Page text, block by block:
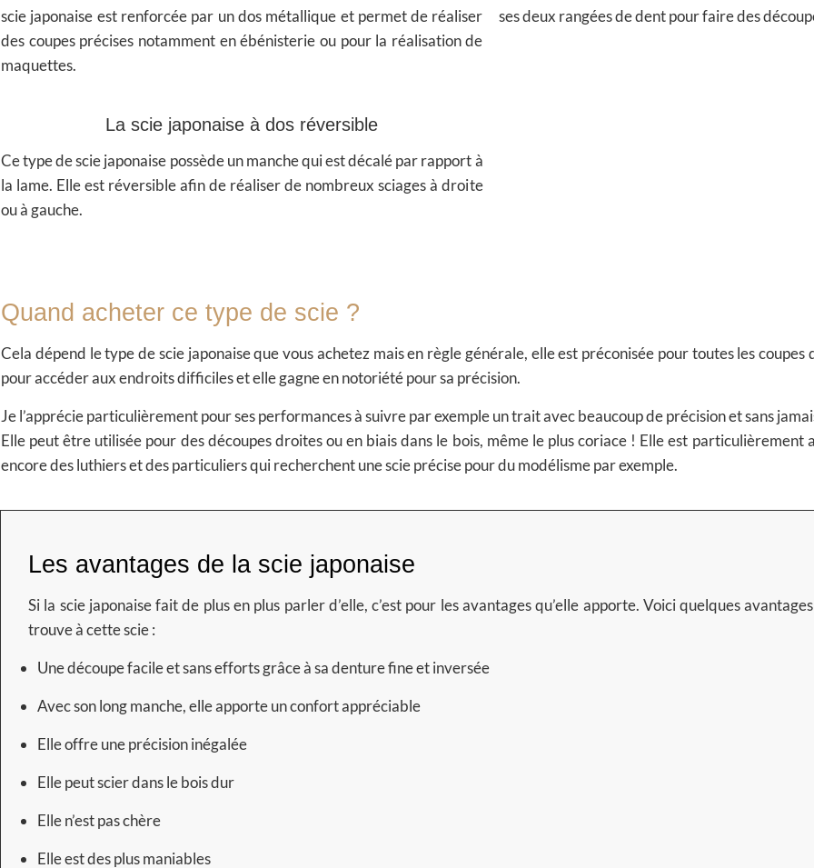
scie japonaise est renforcée par un dos métallique et permet de réaliser
des coupes précises notamment en ébénisterie ou pour la réalisation de
maquettes.
La scie japonaise à dos réversible
Ce type de scie japonaise possède un manche qui est décalé par rapport à
la lame. Elle est réversible afin de réaliser de nombreux sciages à droite
ou à gauche.
ses deux rangées de dent pour faire des
Quand acheter ce type de scie ?
Cela dépend le type de scie japonaise que vous achetez mais en règle générale, elle est préconisée pour toutes les coupes
pour accéder aux endroits difficiles et elle gagne en notoriété pour sa précision.
Je l’apprécie particulièrement pour ses performances à suivre par exemple un trait avec beaucoup de précision et sans
Elle peut être utilisée pour des découpes droites ou en biais dans le bois, même le plus coriace ! Elle est particulièrement
encore des luthiers et des particuliers qui recherchent une scie précise pour du modélisme par exemple.
Les avantages de la scie japonaise
Si la scie japonaise fait de plus en plus parler d’elle, c’est pour les avantages qu’elle apporte. Voici quelques
trouve à cette scie :
Une découpe facile et sans efforts grâce à sa denture fine et inversée
Avec son long manche, elle apporte un confort appréciable
Elle offre une précision inégalée
Elle peut scier dans le bois dur
Elle n’est pas chère
Elle est des plus maniables